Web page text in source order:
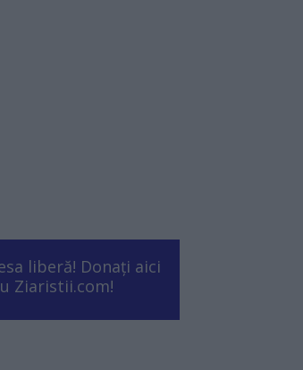
liberă! Donați aici
Ziaristii.com!